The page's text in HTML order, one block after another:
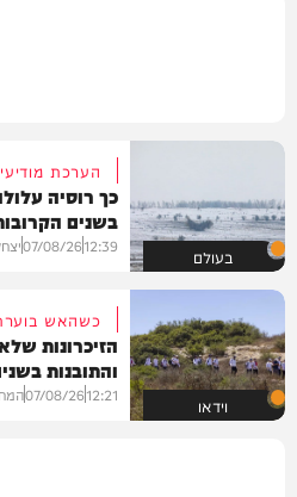
בעולם
הערכת
כך רוסיה
בשנים
12:39
07/08/26
וידאו
כשהאש
הזיכרונות
והתובנות
12:21
07/08/26